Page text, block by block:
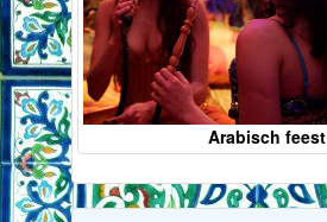
Arabisch feest